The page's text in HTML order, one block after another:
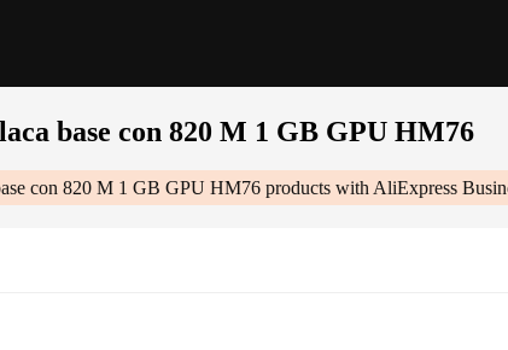
base con 820 M 1 GB GPU HM76
con 820 M 1 GB GPU HM76 products with AliExpress